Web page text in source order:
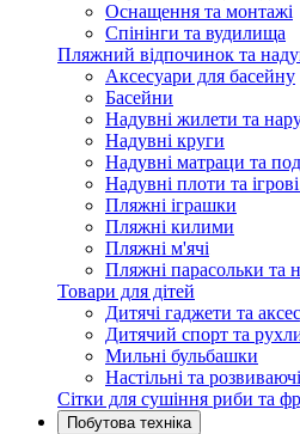
Оснащення та монтажі
Спінінги та вудилища
Пляжний відпочинок та
Аксесуари для басейну
Басейни
Надувні жилети та
Надувні круги
Надувні матраци та
Надувні плоти та
Пляжні іграшки
Пляжні килими
Пляжні м'ячі
Пляжні парасольки та
Товари для дітей
Дитячі гаджети та
Дитячий спорт та
Мильні бульбашки
Настільні та
Сітки для сушіння риби та
Побутова техніка